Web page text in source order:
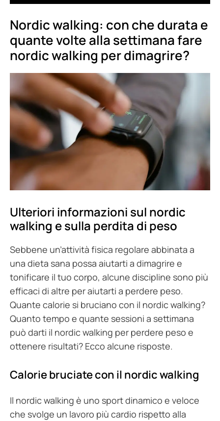
Nordic walking: con che durata e
quante volte alla settimana fare
nordic walking per dimagrire?
Ulteriori informazioni sul nordic
walking e sulla perdita di peso
Sebbene un’attività fisica regolare abbinata a
una dieta sana possa aiutarti a dimagrire e
tonificare il tuo corpo, alcune discipline sono più
efficaci di altre per aiutarti a perdere peso.
Quante calorie si bruciano con il nordic walking?
Quanto tempo e quante sessioni a settimana
può darti il nordic walking per perdere peso e
ottenere risultati? Ecco alcune risposte.
Calorie bruciate con il nordic walking
Il nordic walking è uno sport dinamico e veloce
che svolge un lavoro più cardio rispetto alla